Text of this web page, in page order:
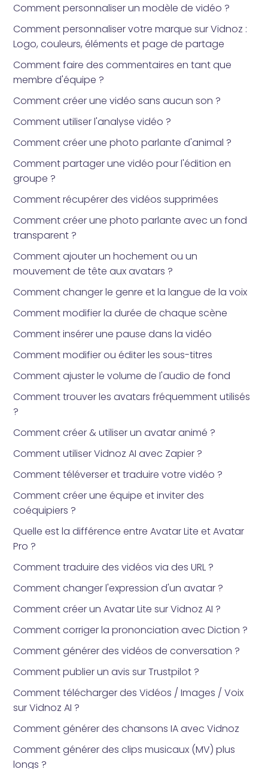
Comment personnaliser un modèle de vidéo ?
Comment personnaliser votre marque sur Vidnoz :
Logo, couleurs, éléments et page de partage
Comment faire des commentaires en tant que
membre d'équipe ?
Comment créer une vidéo sans aucun son ?
Comment utiliser l'analyse vidéo ?
Comment créer une photo parlante d'animal ?
Comment partager une vidéo pour l'édition en
groupe ?
Comment récupérer des vidéos supprimées
Comment créer une photo parlante avec un fond
transparent ?
Comment ajouter un hochement ou un
mouvement de tête aux avatars ?
Comment changer le genre et la langue de la voix
Comment modifier la durée de chaque scène
Comment insérer une pause dans la vidéo
Comment modifier ou éditer les sous-titres
Comment ajuster le volume de l'audio de fond
Comment trouver les avatars fréquemment utilisés
?
Comment créer & utiliser un avatar animé ?
Comment utiliser Vidnoz AI avec Zapier ?
Comment téléverser et traduire votre vidéo ?
Comment créer une équipe et inviter des
coéquipiers ?
Quelle est la différence entre Avatar Lite et Avatar
Pro ?
Comment traduire des vidéos via des URL ?
Comment changer l'expression d'un avatar ?
Comment créer un Avatar Lite sur Vidnoz AI ?
Comment corriger la prononciation avec Diction ?
Comment générer des vidéos de conversation ?
Comment publier un avis sur Trustpilot ?
Comment télécharger des Vidéos / Images / Voix
sur Vidnoz AI ?
Comment générer des chansons IA avec Vidnoz
Comment générer des clips musicaux (MV) plus
longs ?